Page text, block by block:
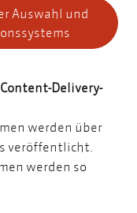
Auswahl und
Delivery-
werden über
veröffentlicht.
werden so